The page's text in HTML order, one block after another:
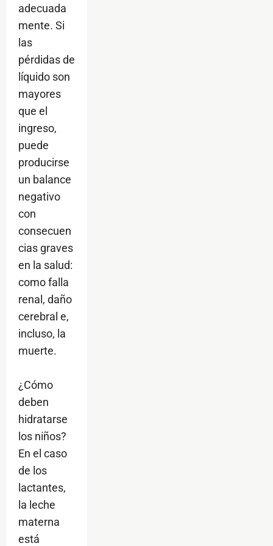
adecuada
mente. Si
las
pérdidas de
líquido son
mayores
que el
ingreso,
puede
producirse
un balance
negativo
con
consecuen
cias graves
en la salud:
como falla
renal, daño
cerebral e,
incluso, la
muerte.
¿Cómo
deben
hidratarse
los niños?
En el caso
de los
lactantes,
la leche
materna
está